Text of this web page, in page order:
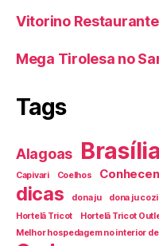
Vitorino
Mega Tirolesa no
Tags
Alagoas Brasília
Capivari
Coelhos
dicas dona ju dona ju
Hortelã Tricot Hortelã Tricot
Melhor hospedagem no interior de